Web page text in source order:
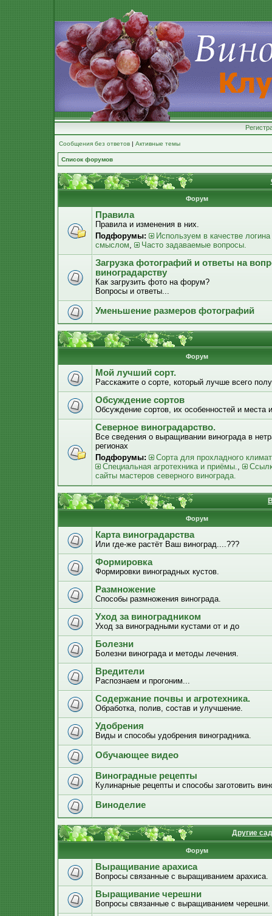
Сообщения без ответов | Активные темы
Список форумов
Форум
Правила
Правила и изменения в них.
Подфорумы:
Используем в качестве
смыслом, Часто задаваемые вопросы.
Загрузка фотографий и ответы на
виноградарству
Как загрузить фото на форум?
Вопросы и ответы...
Уменьшение размеров фотографий
Форум
Мой лучший сорт.
Расскажите о сорте, который лучше всего
Обсуждение сортов
Обсуждение сортов, их особенностей и места
Северное виноградарство.
Все сведения о выращивании винограда в
регионах
Подфорумы:
Сорта для прохладного
Специальная агротехника и приёмы.,
сайты мастеров северного винограда.
Форум
Карта виноградарства
Или где-же растёт Ваш виноград....???
Формировка
Формировки виноградных кустов.
Размножение
Способы размножения винограда.
Уход за виноградником
Уход за виноградными кустами от и до
Болезни
Болезни винограда и методы лечения.
Вредители
Распознаем и прогоним...
Содержание почвы и агротехника.
Обработка, полив, состав и улучшение.
Удобрения
Виды и способы удобрения виноградника.
Обучающее видео
Виноградные рецепты
Кулинарные рецепты и способы заготовить
Виноделие
Другие
Форум
Выращивание арахиса
Вопросы связанные с выращиванием арахиса.
Выращивание черешни
Вопросы связанные с выращиванием черешни.